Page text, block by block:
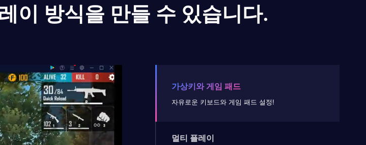
이 방식을 만들 수 있습니다.
가상키와 게임 패드
자유로운 키보드와 게임 패드 설정!
멀티 플레이